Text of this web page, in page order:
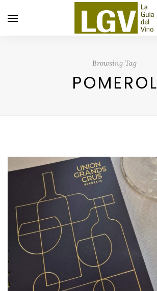
Browsing Tag
POMEROL